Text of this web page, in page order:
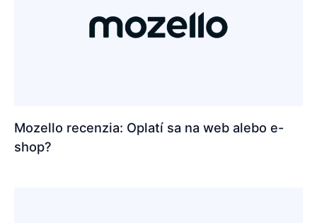
Mozello recenzia: Oplatí sa na web alebo e-
shop?